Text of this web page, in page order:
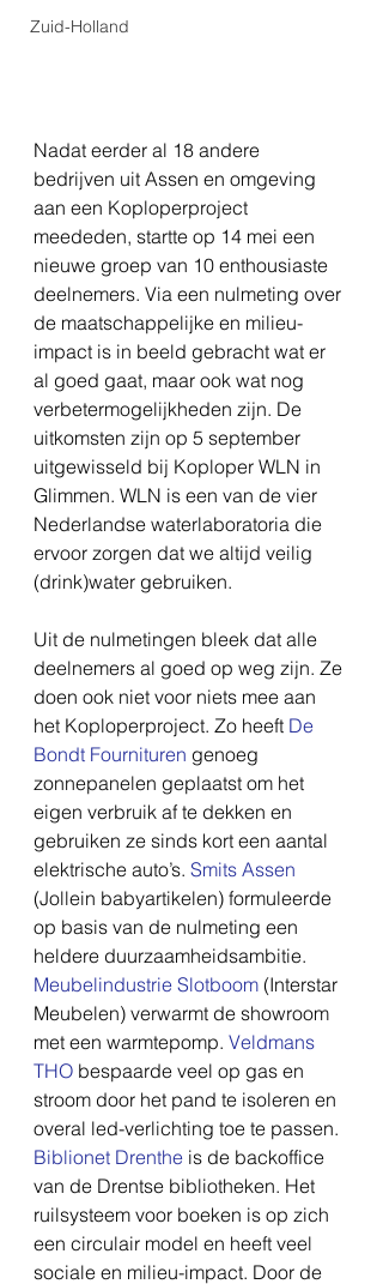
Zuid-Holland
Nadat eerder al 18 andere
bedrijven uit Assen en omgeving
aan een Koploperproject
meededen, startte op 14 mei een
nieuwe groep van 10 enthousiaste
deelnemers. Via een nulmeting over
de maatschappelijke en milieu-
impact is in beeld gebracht wat er
al goed gaat, maar ook wat nog
verbetermogelijkheden zijn. De
uitkomsten zijn op 5 september
uitgewisseld bij Koploper WLN in
Glimmen. WLN is een van de vier
Nederlandse waterlaboratoria die
ervoor zorgen dat we altijd veilig
(drink)water gebruiken.
Uit de nulmetingen bleek dat alle
deelnemers al goed op weg zijn. Ze
doen ook niet voor niets mee aan
het Koploperproject. Zo heeft De
Bondt Fournituren genoeg
zonnepanelen geplaatst om het
eigen verbruik af te dekken en
gebruiken ze sinds kort een aantal
elektrische auto’s. Smits Assen
(Jollein babyartikelen) formuleerde
op basis van de nulmeting een
heldere duurzaamheidsambitie.
Meubelindustrie Slotboom (Interstar
Meubelen) verwarmt de showroom
met een warmtepomp. Veldmans
THO bespaarde veel op gas en
stroom door het pand te isoleren en
overal led-verlichting toe te passen.
Biblionet Drenthe is de backoffice
van de Drentse bibliotheken. Het
ruilsysteem voor boeken is op zich
een circulair model en heeft veel
sociale en milieu-impact. Door de